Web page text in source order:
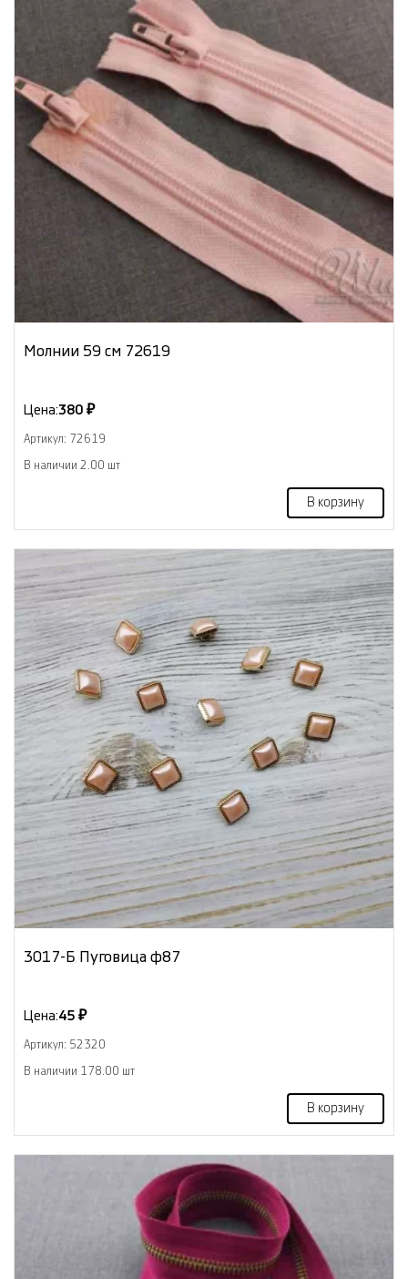
Молнии 59 см 72619
Цена:380 ₽
Артикул: 72619
В наличии 2.00 шт
В корзину
3017-Б Пуговица ф87
Цена:45 ₽
Артикул: 52320
В наличии 178.00 шт
В корзину